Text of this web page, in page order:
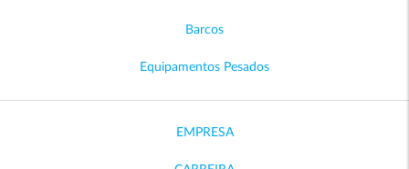
Barcos
Equipamentos Pesados
EMPRESA